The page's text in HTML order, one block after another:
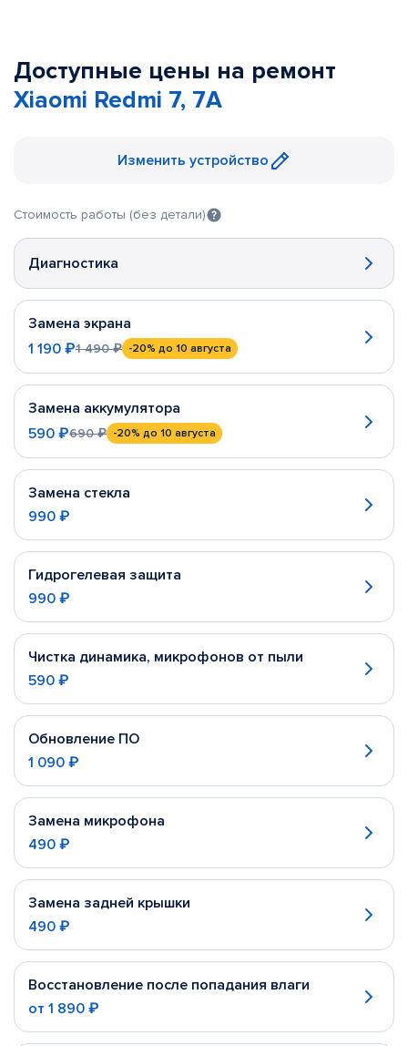
Доступные цены на ремонт
Xiaomi Redmi 7, 7A
Изменить устройство
Стоимость работы (без детали)
Диагностика
Замена экрана
1 190 ₽1 490 ₽ -20% до 10 августа
Замена аккумулятора
590 ₽690 ₽ -20% до 10 августа
Замена стекла
990 ₽
Гидрогелевая защита
990 ₽
Чистка динамика, микрофонов от пыли
590 ₽
Обновление ПО
1 090 ₽
Замена микрофона
490 ₽
Замена задней крышки
490 ₽
Восстановление после попадания влаги
от 1 890 ₽